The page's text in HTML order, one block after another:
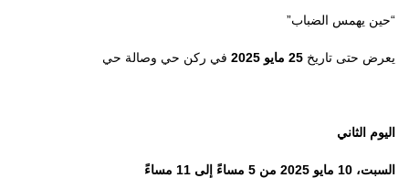
“حين يهمس الضباب”
يعرض حتى تاريخ في ركن حي وصالة حي
اليوم الثاني
السبت، 10 مايو 2025 من 5 مساءً إلى 11 مساءً